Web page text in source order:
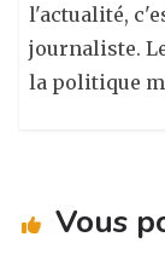
l'actualité,
journaliste.
la politique
Vous